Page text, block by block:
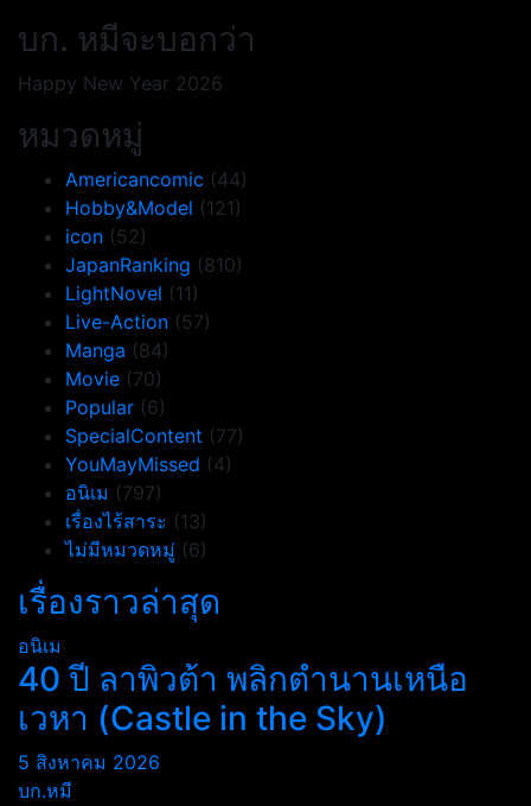
บก. หมีจะบอกว่า
Happy New Year 2026
หมวดหมู่
Americancomic (44)
Hobby&Model (121)
icon (52)
JapanRanking (810)
LightNovel (11)
Live-Action (57)
Manga (84)
Movie (70)
Popular (6)
SpecialContent (77)
YouMayMissed (4)
อนิเม (797)
เรื่องไร้สาระ (13)
ไม่มีหมวดหมู่ (6)
เรื่องราวล่าสุด
อนิเม
40 ปี ลาพิวต้า พลิกตำนานเหนือ
เวหา (Castle in the Sky)
5 สิงหาคม 2026
บก.หมี